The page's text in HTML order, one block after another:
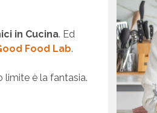
in Cucina. Ed
Food Lab.
limite è la fantasia.